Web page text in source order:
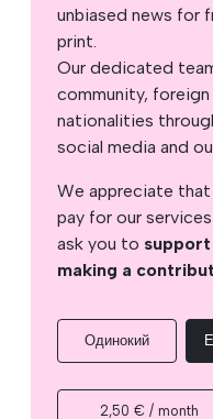
unbiased news for
print.
Our dedicated
community,
nationalities
social media and
We appreciate
pay for our
ask you to support
making a
Одинокий
2,50 € / month